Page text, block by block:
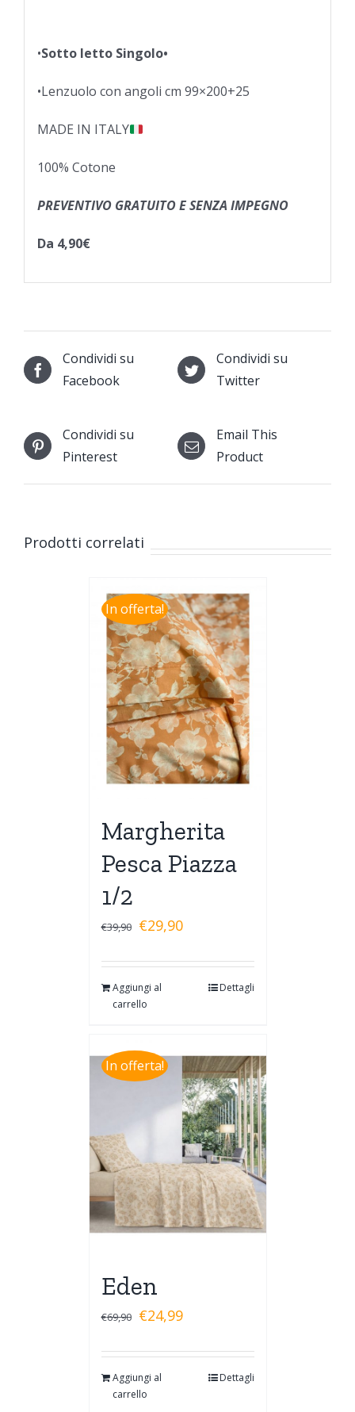
•Sotto letto Singolo•
•Lenzuolo con angoli cm 99×200+25
MADE IN ITALY
100% Cotone
PREVENTIVO GRATUITO E SENZA IMPEGNO
Da 4,90€
Condividi su
Facebook
Condividi su
Twitter
Condividi su
Pinterest
Email This
Product
Prodotti correlati
In offerta!
Margherita
Pesca Piazza
1/2
€39,90 €29,90
Aggiungi al
carrello
Dettagli
In offerta!
Eden
€69,90 €24,99
Aggiungi al
carrello
Dettagli